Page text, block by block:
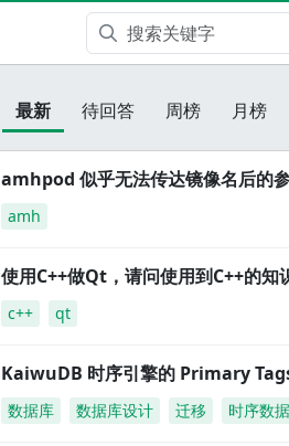
最新 待回答 周榜 月榜
amhpod 似乎无法传达镜像名后的
amh
使用C++做Qt，请问使用到C++的知
c++ qt
KaiwuDB 时序引擎的 Primary
数据库 数据库设计 迁移 时序数